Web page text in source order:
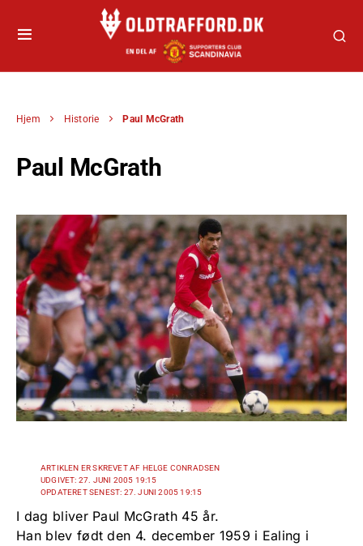
Hjem Historie Paul McGrath
Paul McGrath
ARTIKLEN ER SKREVET AF HELGE CONRADSEN
UDGIVET: 27. JUNI 2005 19:15
OPDATERET SENEST: 27. JUNI 2005 19:15
I dag bliver Paul McGrath 45 år.
Han blev født den 4. december 1959 i Ealing i